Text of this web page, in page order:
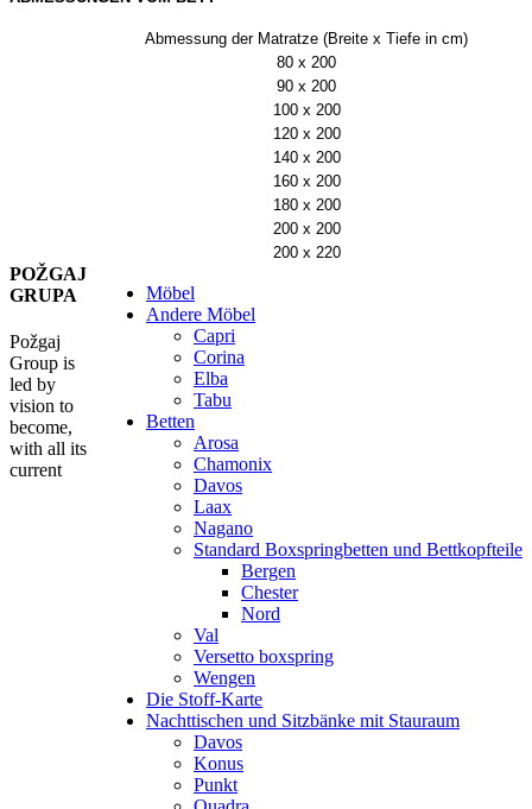
Abmessung der Matratze (Breite x Tiefe in cm)
80 x 200
90 x 200
100 x 200
120 x 200
140 x 200
160 x 200
180 x 200
200 x 200
200 x 220
Möbel
Andere Möbel
Capri
Corina
Elba
Tabu
Betten
Arosa
Chamonix
Davos
Laax
Nagano
Standard Boxspringbetten und Bettkopfteile
Bergen
Chester
Nord
Val
Versetto boxspring
Wengen
Die Stoff-Karte
Nachttischen und Sitzbänke mit Stauraum
Davos
Konus
Punkt
POŽGAJ
GRUPA
Požgaj
Group is
led by
vision to
become,
with all its
current